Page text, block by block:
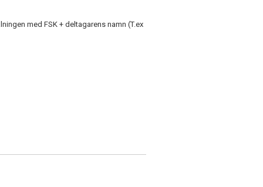
med FSK + deltagarens namn (T.ex